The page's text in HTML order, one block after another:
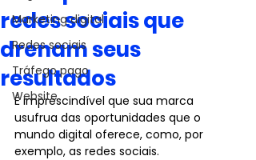
Marketing digital
Redes sociais
Tráfego pago
Website
redes sociais que
drenam seus
resultados
É imprescindível que sua marca
usufrua das oportunidades que o
mundo digital oferece, como, por
exemplo, as redes sociais.